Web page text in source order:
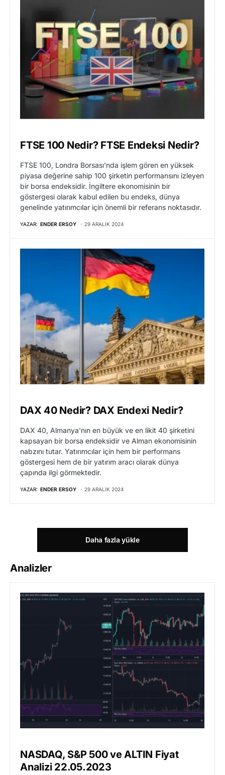
FTSE 100 Nedir? FTSE Endeksi Nedir?
FTSE 100, Londra Borsası'nda işlem gören en yüksek
piyasa değerine sahip 100 şirketin performansını izleyen
bir borsa endeksidir. İngiltere ekonomisinin bir
göstergesi olarak kabul edilen bu endeks, dünya
genelinde yatırımcılar için önemli bir referans noktasıdır.
YAZAR: ENDER ERSOY 29 ARALIK 2024
DAX 40 Nedir? DAX Endexi Nedir?
DAX 40, Almanya'nın en büyük ve en likit 40 şirketini
kapsayan bir borsa endeksidir ve Alman ekonomisinin
nabzını tutar. Yatırımcılar için hem bir performans
göstergesi hem de bir yatırım aracı olarak dünya
çapında ilgi görmektedir.
YAZAR: ENDER ERSOY 29 ARALIK 2024
Daha fazla yükle
Analizler
NASDAQ, S&P 500 ve ALTIN Fiyat
Analizi 22.05.2023